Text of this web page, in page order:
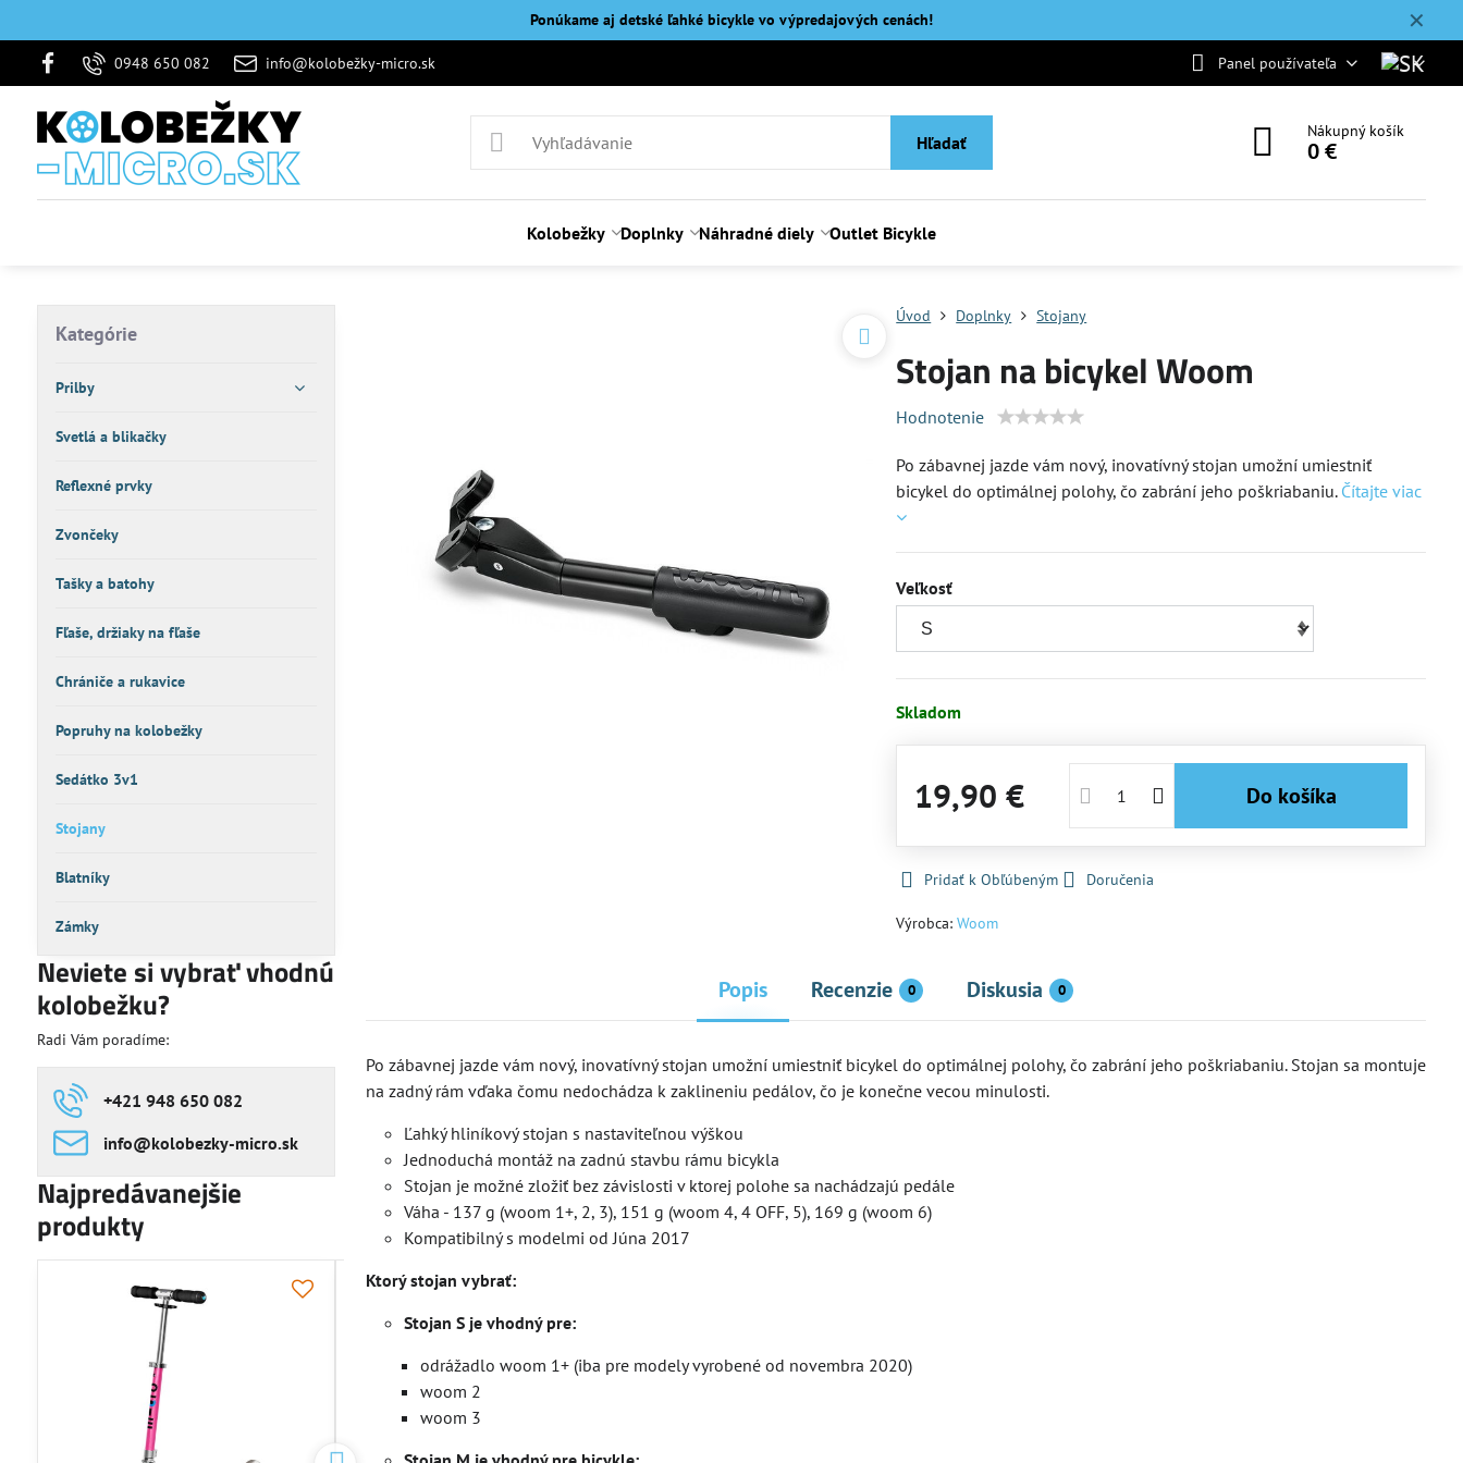
✕
Ponúkame aj detské ľahké bicykle vo výpredajových cenách!
0948 650 082 info@kolobežky-micro.sk Panel používateľa
Hľadať
Nákupný košík
0 €
Kolobežky Doplnky Náhradné diely Outlet Bicykle
Úvod Doplnky Stojany
Stojan na bicykel Woom
Hodnotenie
Po zábavnej jazde vám nový, inovatívný stojan umožní umiestniť
bicykel do optimálnej polohy, čo zabrání jeho poškriabaniu. Čítajte viac
Veľkosť
Skladom
19,90 € Do košíka
Pridať k Obľúbeným Doručenia
Výrobca:Woom
Popis Recenzie 0 Diskusia 0
Po zábavnej jazde vám nový, inovatívný stojan umožní umiestniť bicykel do optimálnej polohy, čo zabrání jeho poškriabaniu. Stojan sa montuje
na zadný rám vďaka čomu nedochádza k zaklineniu pedálov, čo je konečne vecou minulosti.
Ľahký hliníkový stojan s nastaviteľnou výškou
Jednoduchá montáž na zadnú stavbu rámu bicykla
Stojan je možné zložiť bez závislosti v ktorej polohe sa nachádzajú pedále
Váha - 137 g (woom 1+, 2, 3), 151 g (woom 4, 4 OFF, 5), 169 g (woom 6)
Kompatibilný s modelmi od Júna 2017
Ktorý stojan vybrať:
Stojan S je vhodný pre:
odrážadlo woom 1+ (iba pre modely vyrobené od novembra 2020)
woom 2
woom 3
Kategórie
Prilby
Svetlá a blikačky
Reflexné prvky
Zvončeky
Tašky a batohy
Fľaše, držiaky na fľaše
Chrániče a rukavice
Popruhy na kolobežky
Sedátko 3v1
Stojany
Blatníky
Zámky
Neviete si vybrať vhodnú
kolobežku?
Radi Vám poradíme:
+421 948 650 082
info​@kolobezky-micro​.sk
Najpredávanejšie
produkty
NOVINKA